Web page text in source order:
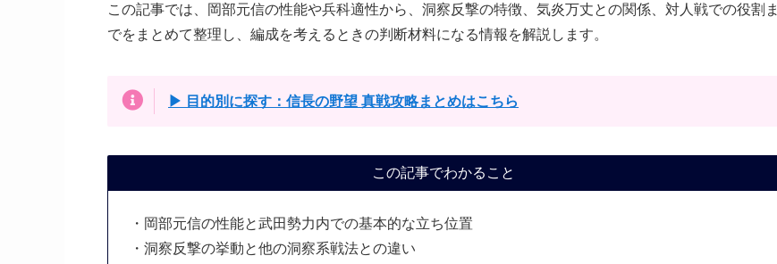
この記事では、岡部元信の性能や兵科適性から、洞察反撃の特徴、気炎万丈との関係、対人戦での役割ま
でをまとめて整理し、編成を考えるときの判断材料になる情報を解説します。
▶ 目的別に探す：信長の野望 真戦攻略まとめはこちら
この記事でわかること
・岡部元信の性能と武田勢力内での基本的な立ち位置
・洞察反撃の挙動と他の洞察系戦法との違い